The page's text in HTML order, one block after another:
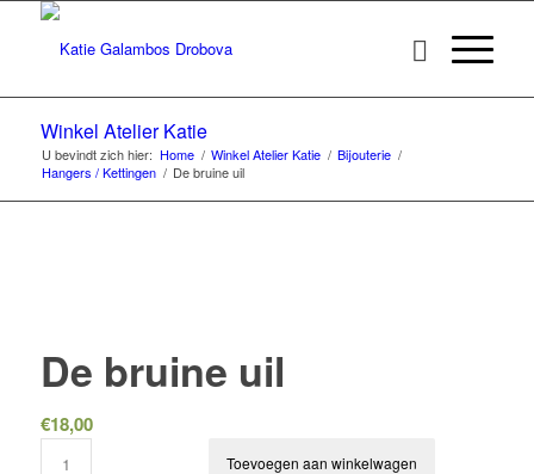
Winkel Atelier Katie
U bevindt zich hier: Home / Winkel Atelier Katie / Bijouterie /
Hangers / Kettingen / De bruine uil
De bruine uil
€18,00
Toevoegen aan winkelwagen